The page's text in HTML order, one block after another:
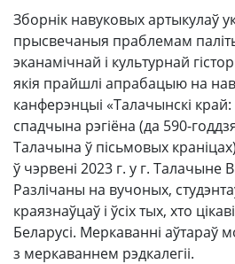
Зборнік навуковых артыкулаў
прысвечаныя праблемам
эканамічнай і культурнай
якія прайшлі апрабацыю на
канферэнцыі «Талачынскі край:
спадчына рэгіёна (да 590-
Талачына ў пісьмовых
ў чэрвені 2023 г. у г. Талачыне
Разлічаны на вучоных,
краязнаўцаў і ўсіх тых, хто
Беларусі. Меркаванні аўтараў
з меркаваннем рэдкалегіі.